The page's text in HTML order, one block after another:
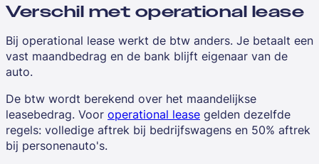
Verschil met operational lease
Bij operational lease werkt de btw anders. Je betaalt een
vast maandbedrag en de bank blijft eigenaar van de
auto.
De btw wordt berekend over het maandelijkse
leasebedrag. Voor operational lease gelden dezelfde
regels: volledige aftrek bij bedrijfswagens en 50% aftrek
bij personenauto's.